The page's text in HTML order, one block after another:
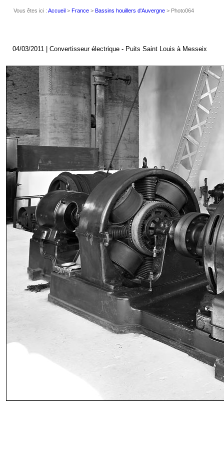
Vous êtes ici : Accueil > France > Bassins houillers d'Auvergne > Photo064
04/03/2011 | Convertisseur électrique - Puits Saint Louis à Messeix